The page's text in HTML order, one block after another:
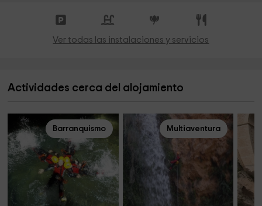
Ver todas las instalaciones y servicios
Actividades cerca del alojamiento
Barranquismo Multiaventura